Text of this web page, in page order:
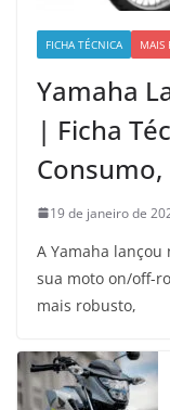
FICHA TÉCNICA MAIS
Yamaha
| Ficha
19 de janeiro de
A Yamaha lançou
sua moto on/off-
mais robusto,